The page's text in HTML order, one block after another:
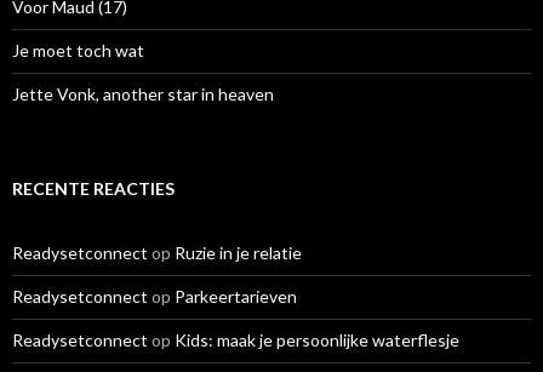
Voor Maud (17)
Je moet toch wat
Jette Vonk, another star in heaven
RECENTE REACTIES
Readysetconnect op Ruzie in je relatie
Readysetconnect op Parkeertarieven
Readysetconnect op Kids: maak je persoonlijke waterflesje